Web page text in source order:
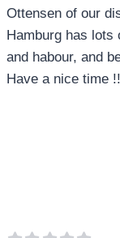
Ottensen of our
Hamburg has lots
and habour, and
Have a nice time !!